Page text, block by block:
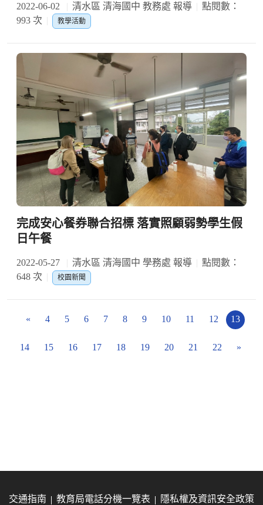
2022-06-02 清水區 清海國中 教務處 報導
點閱數：
993 次
教學活動
完成安心餐券聯合招標 落實照顧弱勢學生假
日午餐
2022-05-27 清水區 清海國中 學務處 報導
點閱數：
648 次
校園新聞
« 4 5 6 7 8 9 10 11 12 13
14 15 16 17 18 19 20 21 22 »
交通指南 教育局電話分機一覽表 隱私權及資訊安全政策